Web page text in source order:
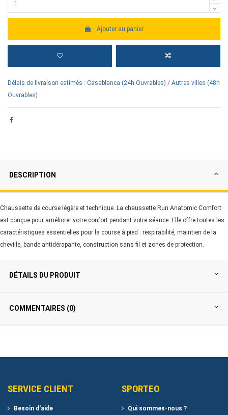
Ajouter au panier
Délais de livraison estimés : Casablanca (24h Ouvrables) / Autres villes (48h
Ouvrables)
DESCRIPTION
Chaussette de course légère et technique. La chaussette Run Anatomic Comfort
est conçue pour améliorer votre confort pendant votre séance. Elle offre toutes les
caractéristiques essentielles pour la course à pied : respirabilité, maintien de la
cheville, bande antidérapante, construction sans fil et zones de protection.
DÉTAILS DU PRODUIT
COMMENTAIRES (0)
SERVICE CLIENT
Besoin d'aide
SPORTEO
Qui sommes-nous ?